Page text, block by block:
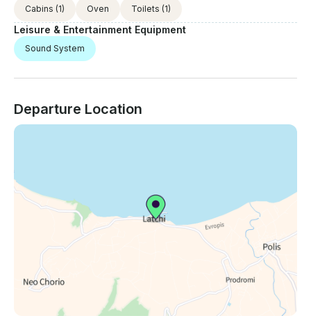
Cabins (1) Oven Toilets (1)
Leisure & Entertainment Equipment
Sound System
Departure Location